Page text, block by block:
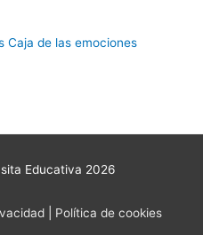
Caja de las emociones
Educativa 2026
| Política de cookies